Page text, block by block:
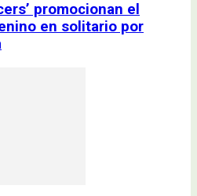
promocionan el
en solitario por